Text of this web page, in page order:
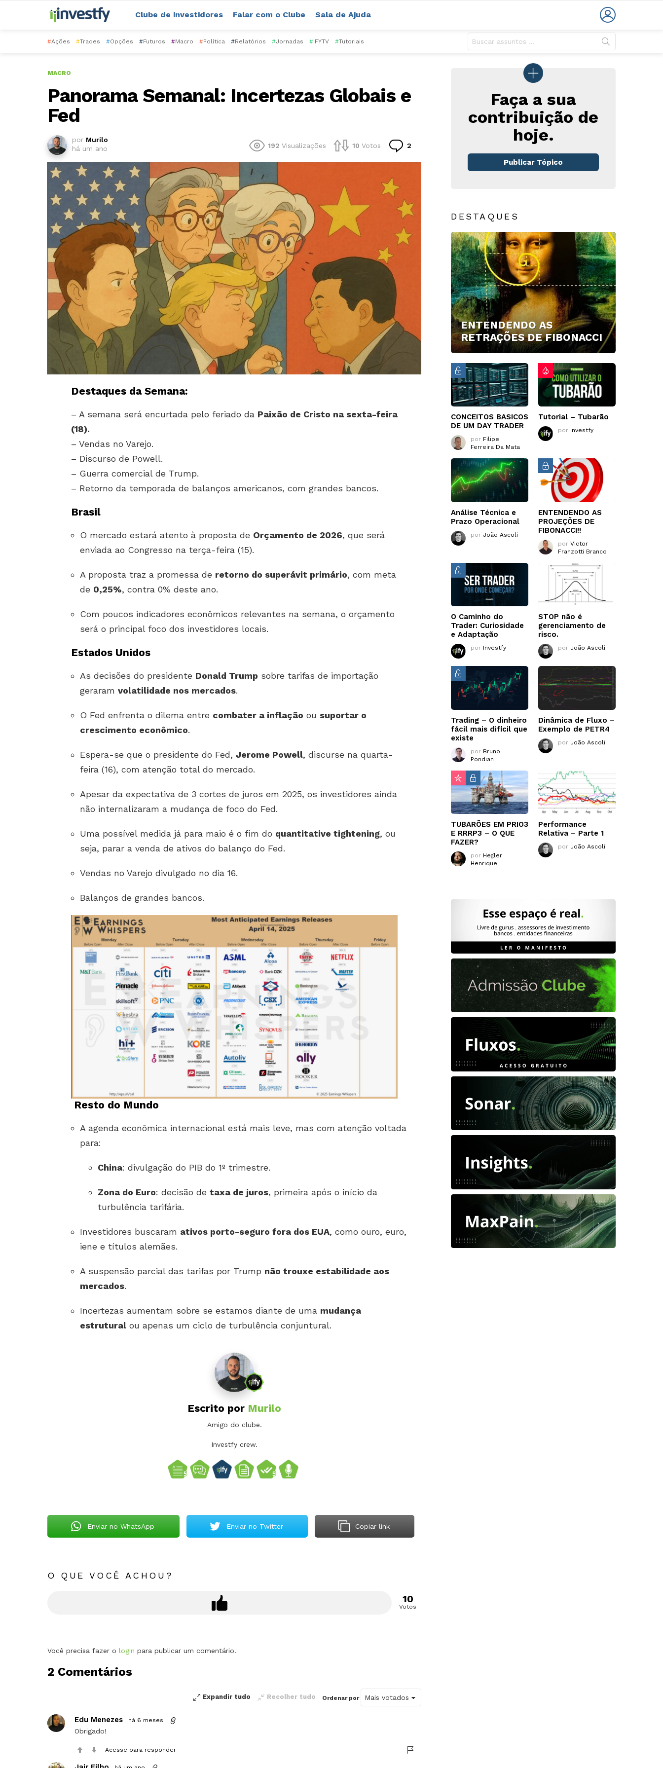
Clube de investidores Falar com o Clube Sala de Ajuda
#Ações #Trades #Opções #Futuros #Macro #Política #Relatórios #Jornadas #IFYTV #Tutoriais
MACRO
Panorama Semanal: Incertezas Globais e
Fed
por Murilo
há um ano
192 Visualizações 10 Votos 2
Destaques da Semana:
– A semana será encurtada pelo feriado da Paixão de Cristo na sexta-feira
(18).
– Vendas no Varejo.
– Discurso de Powell.
– Guerra comercial de Trump.
– Retorno da temporada de balanços americanos, com grandes bancos.
Brasil
O mercado estará atento à proposta de Orçamento de 2026, que será
enviada ao Congresso na terça-feira (15).
A proposta traz a promessa de retorno do superávit primário, com meta
de 0,25%, contra 0% deste ano.
Com poucos indicadores econômicos relevantes na semana, o orçamento
será o principal foco dos investidores locais.
Estados Unidos
As decisões do presidente Donald Trump sobre tarifas de importação
geraram volatilidade nos mercados.
O Fed enfrenta o dilema entre combater a inflação ou suportar o
crescimento econômico.
Espera-se que o presidente do Fed, Jerome Powell, discurse na quarta-
feira (16), com atenção total do mercado.
Apesar da expectativa de 3 cortes de juros em 2025, os investidores ainda
não internalizaram a mudança de foco do Fed.
Uma possível medida já para maio é o fim do quantitative tightening, ou
seja, parar a venda de ativos do balanço do Fed.
Vendas no Varejo divulgado no dia 16.
Balanços de grandes bancos.
Resto do Mundo
A agenda econômica internacional está mais leve, mas com atenção voltada
para:
China: divulgação do PIB do 1º trimestre.
Zona do Euro: decisão de taxa de juros, primeira após o início da
turbulência tarifária.
Investidores buscaram ativos porto-seguro fora dos EUA, como ouro, euro,
iene e títulos alemães.
A suspensão parcial das tarifas por Trump não trouxe estabilidade aos
mercados.
Incertezas aumentam sobre se estamos diante de uma mudança
estrutural ou apenas um ciclo de turbulência conjuntural.
Escrito por Murilo
Amigo do clube.
Investfy crew.
Enviar no WhatsApp Enviar no Twitter Copiar link
O QUE VOCÊ ACHOU?
10
Votos
Deixe
comentário
Você precisa fazer o login para publicar um comentário.
2 Comentários
Expandir tudo Recolher tudo Ordenar por
Edu Menezes há 6 meses
Obrigado!
Acesse para responder
Faça a sua
contribuição de
hoje.
Publicar Tópico
DESTAQUES
ENTENDENDO AS
RETRAÇÕES DE FIBONACCI
CONCEITOS BASICOS
DE UM DAY TRADER
por Filipe
Ferreira Da Mata
Tutorial – Tubarão
por Investfy
Análise Técnica e
Prazo Operacional
por João Ascoli
ENTENDENDO AS
PROJEÇÕES DE
FIBONACCI!!
por Victor
Franzotti Branco
O Caminho do
Trader: Curiosidade
e Adaptação
por Investfy
STOP não é
gerenciamento de
risco.
por João Ascoli
Trading – O dinheiro
fácil mais difícil que
existe
por Bruno
Pondian
Dinâmica de Fluxo –
Exemplo de PETR4
por João Ascoli
TUBARÕES EM PRIO3
E RRRP3 – O QUE
FAZER?
por Hegler
Henrique
Performance
Relativa – Parte 1
por João Ascoli